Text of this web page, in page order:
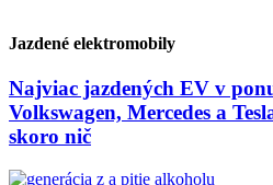
Jazdené elektromobily
Najviac jazdených EV v
Volkswagen, Mercedes a
skoro nič